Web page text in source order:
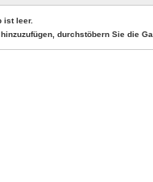
ist leer.
durchstöbern Sie die